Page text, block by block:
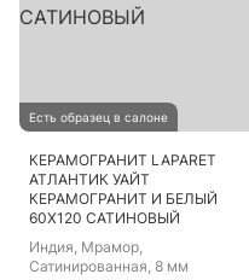
Есть образец в салоне
КЕРАМОГРАНИТ LAPARET
АТЛАНТИК УАЙТ
КЕРАМОГРАНИТ И БЕЛЫЙ
60Х120 САТИНОВЫЙ
Индия, Мрамор,
Сатинированная, 8 мм